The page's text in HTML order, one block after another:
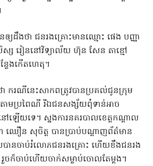
យដឹងថា ជនរងគ្រោះមានឈ្មោះ ផេង បញ្ញា
ស រៀននៅវិទ្យាល័យ ហ៊ុន សែន តាខ្មៅ
លែងកើតហេតុ។
ា ករណីនេះសាកពត្រូវបានប្រគល់ជូនក្រុម
តាមប្រពៃណី រីឯជនសង្ស័យពុំទាន់អាច
ឡើយទេ។ ស្នងការនគរបាលខេត្តកណ្តាល
ឿន សុចិត្ត បានប្រាប់បណ្តាញព័ត៌មាន
ានចាប់រំលោភជនរងគ្រោះ ហើយខឹងជនរង
រួចក៏ចាប់ហើយចាក់សម្លាប់ចោលតែម្តង។